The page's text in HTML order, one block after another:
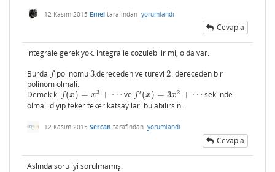
12 Kasım 2015 Emel tarafından yorumlandı
Cevapla
integrale gerek yok. integralle cozulebilir mi, o da var.
Burda f
f polinomu3
3.dereceden ve turevi2
2. dereceden bir
polinom olmali.
Demek ki f(x) = x3 + ⋯
f(x)=x 3+ ⋯ ve f′(x) = 3x2 + ⋯
f′(x)=3 x2+⋯
seklinde
olmali diyip teker teker katsayilari bulabilirsin.
12 Kasım 2015 Sercan tarafından yorumlandı
Cevapla
Aslında soru iyi sorulmamış.